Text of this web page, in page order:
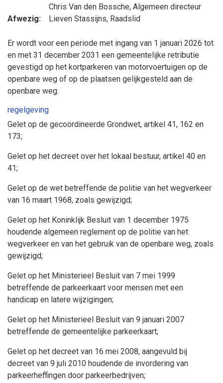
Chris Van den Bossche, Algemeen directeur
Afwezig:
Lieven Stassijns, Raadslid
Er wordt voor een periode met ingang van 1 januari 2026 tot
en met 31 december 2031 een gemeentelijke retributie
gevestigd op het kortparkeren van motorvoertuigen op de
openbare weg of op de plaatsen gelijkgesteld aan de
openbare weg.
regelgeving
Gelet op de gecoördineerde Grondwet, artikel 41, 162 en
173;
Gelet op het decreet over het lokaal bestuur, artikel 40 en
41;
Gelet op de wet betreffende de politie van het wegverkeer
van 16 maart 1968, zoals gewijzigd;
Gelet op het Koninklijk Besluit van 1 december 1975
houdende algemeen reglement op de politie van het
wegverkeer en van het gebruik van de openbare weg, zoals
gewijzigd;
Gelet op het Ministerieel Besluit van 7 mei 1999
betreffende de parkeerkaart voor mensen met een
handicap en latere wijzigingen;
Gelet op het Ministerieel Besluit van 9 januari 2007
betreffende de gemeentelijke parkeerkaart;
Gelet op het decreet van 16 mei 2008, aangevuld bij
decreet van 9 juli 2010 houdende de invordering van
parkeerheffingen door parkeerbedrijven;